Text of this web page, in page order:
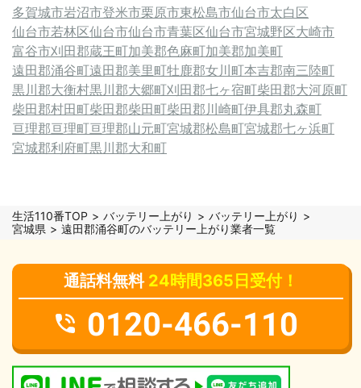
多賀城市岩沼市登米市栗原市東松島市仙台市太白区
仙台市若林区仙台市仙台市青葉区仙台市宮城野区大崎市
富谷市刈田郡蔵王町加美郡色麻町加美郡加美町
遠田郡涌谷町遠田郡美里町牡鹿郡女川町本吉郡南三陸町
黒川郡大衡村黒川郡大郷町刈田郡七ヶ宿町柴田郡大河原町
柴田郡村田町柴田郡柴田町柴田郡川崎町伊具郡丸森町
亘理郡亘理町亘理郡山元町宮城郡松島町宮城郡七ヶ浜町
宮城郡利府町黒川郡大和町
生活110番TOP バッテリー上がり
バッテリー上がり
宮城県
遠田郡涌谷町のバッテリー上がり業者一覧
通話料無料 24時間365日受付！
0120-466-110